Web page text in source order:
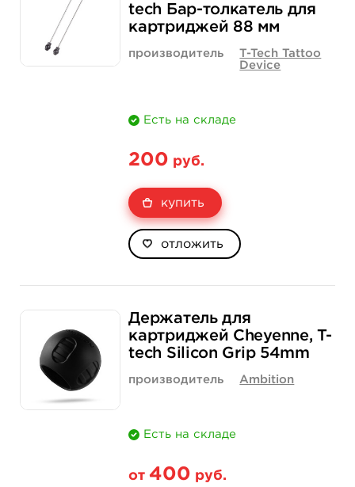
Количество нет на складе купить
tech Бар-толкатель для
картриджей 88 мм
производитель
T-Tech Tattoo
Device
Есть на складе
200 руб.
купить
отложить
Держатель для
картриджей Cheyenne, T-
tech Silicon Grip 54mm
производитель Ambition
Есть на складе
от 400 руб.